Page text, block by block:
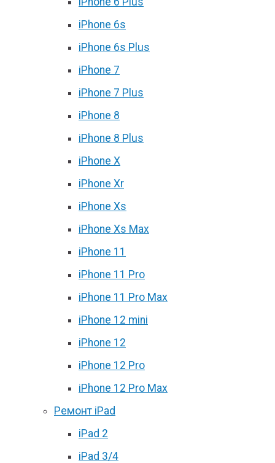
iPhone 6s
iPhone 6s Plus
iPhone 7
iPhone 7 Plus
iPhone 8
iPhone 8 Plus
iPhone X
iPhone Xr
iPhone Xs
iPhone Xs Max
iPhone 11
iPhone 11 Pro
iPhone 11 Pro Max
iPhone 12 mini
iPhone 12
iPhone 12 Pro
iPhone 12 Pro Max
Ремонт iPad
iPad 2
iPad 3/4